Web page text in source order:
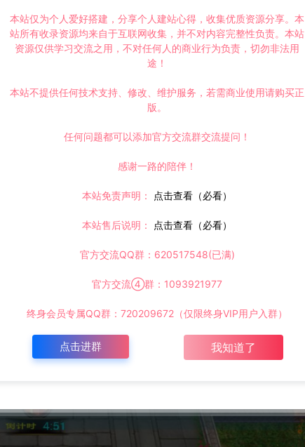
本站仅为个人爱好搭建，分享个人建站心得，收集优质资源分享。本
站所有收录资源均来自于互联网收集，并不对内容完整性负责。本站
资源仅供学习交流之用，不对任何人的商业行为负责，切勿非法用
途！
本站不提供任何技术支持、修改、维护服务，若需商业使用请购买正
版。
任何问题都可以添加官方交流群交流提问！
感谢一路的陪伴！
本站免责声明： 点击查看（必看）
本站售后说明： 点击查看（必看）
官方交流QQ群：620517548(已满)
官方交流④群：1093921977
终身会员专属QQ群：720209672（仅限终身VIP用户入群）
点击进群 我知道了